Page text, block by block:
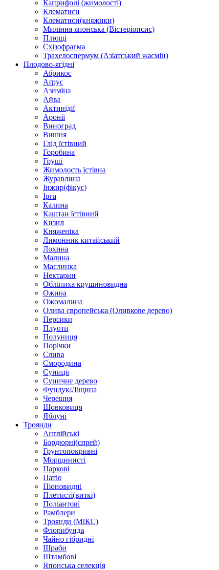
Каприфолі (жимолості)
Клематиси
Клематиси(княжики)
Миління японська (Вістеріопсис)
Плющі
Схізофрагма
Трахелоспермум (Азіатський жасмін)
Плодово-ягідні
Абрикос
Аґрус
Азиміна
Айва
Актинідії
Аронії
Виноград
Вишня
Глід їстівний
Горобина
Груші
Жимолость їстівна
Журавлина
Інжир(фікус)
Ірга
Калина
Каштан їстівний
Кизил
Княженіка
Лимонник китайський
Лохина
Малина
Маслинка
Нектарин
Обліпиха крушиновидна
Ожина
Ожомалина
Олива європейська (Оливкове дерево)
Персики
Плуоти
Полуниця
Порічки
Слива
Смородина
Суниця
Суничне дерево
Фундук/Ліщина
Черешня
Шовковиця
Яблуні
Троянди
Англійські
Бордюрні(спрей)
Грунтопокривні
Морщинисті
Паркові
Патіо
Піоновидні
Плетисті(виткі)
Поліантові
Рамблери
Троянди (МІКС)
Флорибунда
Чайно гібридні
Шраби
Штамбові
Японська селекція